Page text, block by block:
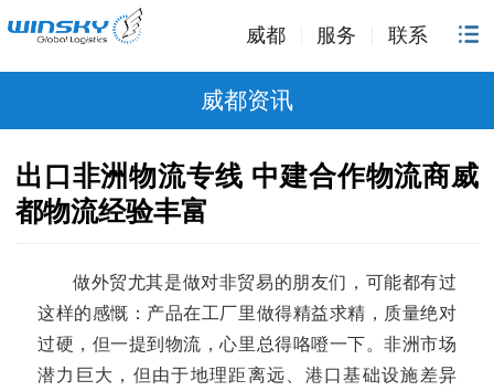
威都 服务 联系
威都资讯
出口非洲物流专线 中建合作物流商威
都物流经验丰富
做外贸尤其是做对非贸易的朋友们，可能都有过
这样的感慨：产品在工厂里做得精益求精，质量绝对
过硬，但一提到物流，心里总得咯噔一下。非洲市场
潜力巨大，但由于地理距离远、港口基础设施差异